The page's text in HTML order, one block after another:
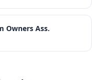
Owners Ass.